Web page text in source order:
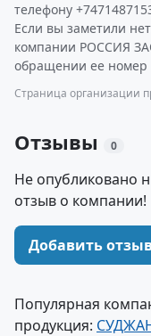
телефону
Если вы заметили
компании РОССИЯ
обращении ее номер
Страница организации
Отзывы 0
Не опубликовано
отзыв о компании!
Добавить
Популярная
продукция: